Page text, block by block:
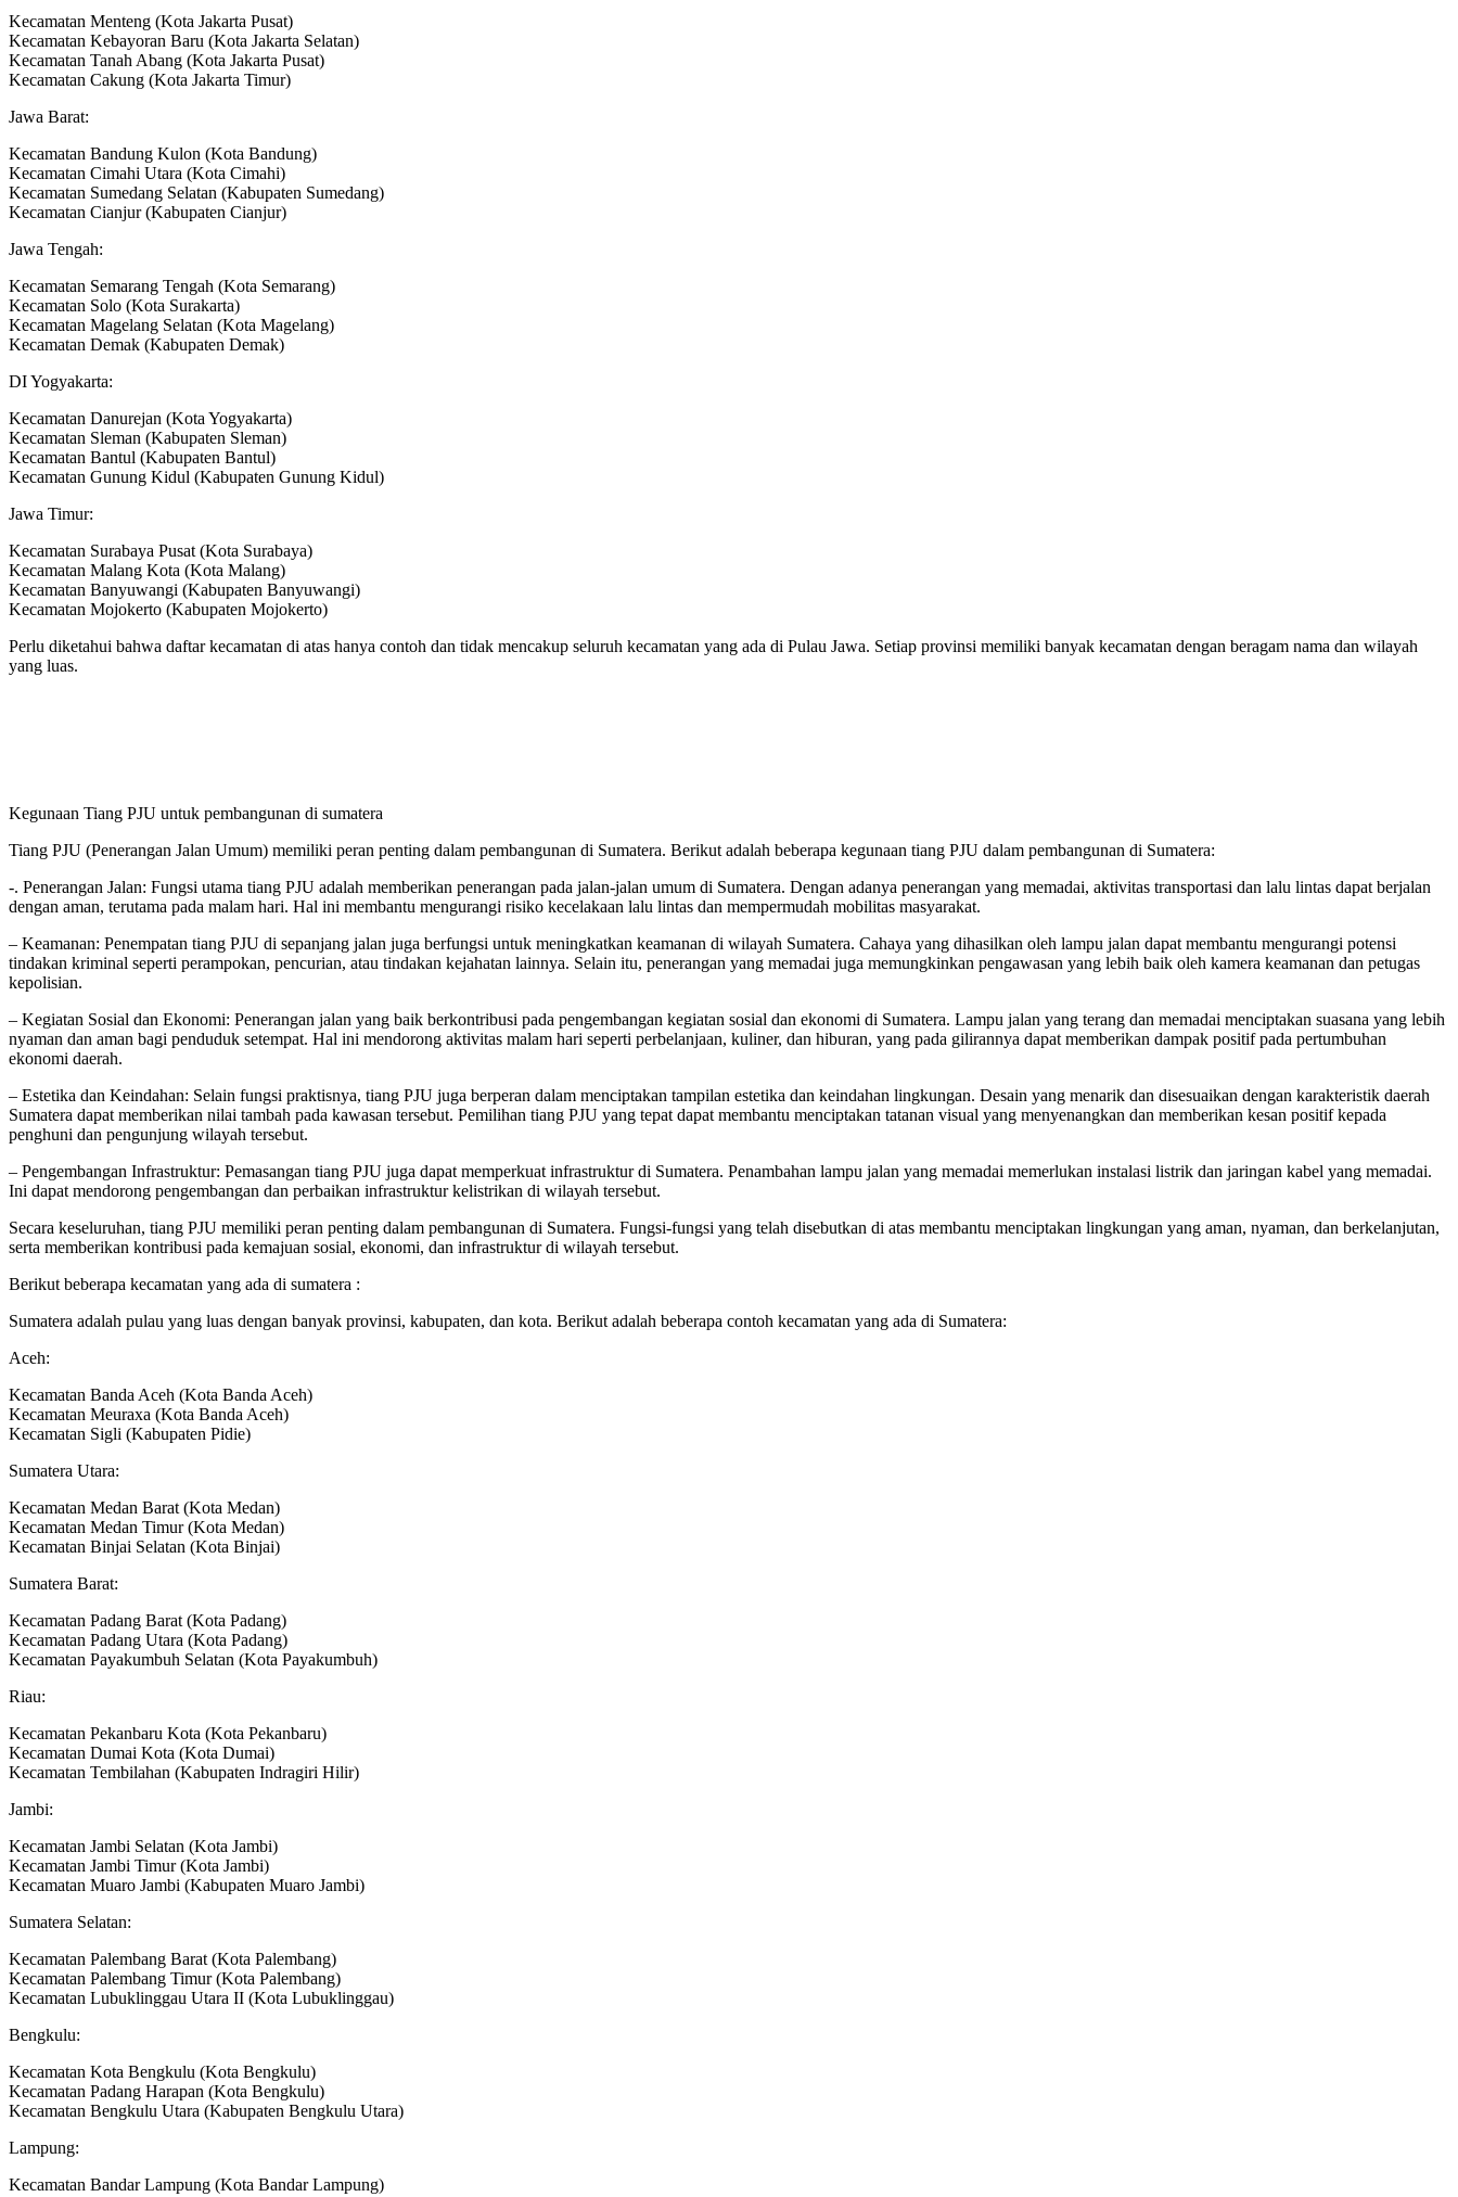
Kecamatan Menteng (Kota Jakarta Pusat)
Kecamatan Kebayoran Baru (Kota Jakarta Selatan)
Kecamatan Tanah Abang (Kota Jakarta Pusat)
Kecamatan Cakung (Kota Jakarta Timur)
Jawa Barat:
Kecamatan Bandung Kulon (Kota Bandung)
Kecamatan Cimahi Utara (Kota Cimahi)
Kecamatan Sumedang Selatan (Kabupaten Sumedang)
Kecamatan Cianjur (Kabupaten Cianjur)
Jawa Tengah:
Kecamatan Semarang Tengah (Kota Semarang)
Kecamatan Solo (Kota Surakarta)
Kecamatan Magelang Selatan (Kota Magelang)
Kecamatan Demak (Kabupaten Demak)
DI Yogyakarta:
Kecamatan Danurejan (Kota Yogyakarta)
Kecamatan Sleman (Kabupaten Sleman)
Kecamatan Bantul (Kabupaten Bantul)
Kecamatan Gunung Kidul (Kabupaten Gunung Kidul)
Jawa Timur:
Kecamatan Surabaya Pusat (Kota Surabaya)
Kecamatan Malang Kota (Kota Malang)
Kecamatan Banyuwangi (Kabupaten Banyuwangi)
Kecamatan Mojokerto (Kabupaten Mojokerto)
Perlu diketahui bahwa daftar kecamatan di atas hanya contoh dan tidak mencakup seluruh kecamatan yang ada di Pulau Jawa. Setiap provinsi memiliki banyak kecamatan dengan beragam nama dan wilayah
yang luas.
Kegunaan Tiang PJU untuk pembangunan di sumatera
Tiang PJU (Penerangan Jalan Umum) memiliki peran penting dalam pembangunan di Sumatera. Berikut adalah beberapa kegunaan tiang PJU dalam pembangunan di Sumatera:
-. Penerangan Jalan: Fungsi utama tiang PJU adalah memberikan penerangan pada jalan-jalan umum di Sumatera. Dengan adanya penerangan yang memadai, aktivitas transportasi dan lalu lintas dapat berjalan
dengan aman, terutama pada malam hari. Hal ini membantu mengurangi risiko kecelakaan lalu lintas dan mempermudah mobilitas masyarakat.
– Keamanan: Penempatan tiang PJU di sepanjang jalan juga berfungsi untuk meningkatkan keamanan di wilayah Sumatera. Cahaya yang dihasilkan oleh lampu jalan dapat membantu mengurangi potensi
tindakan kriminal seperti perampokan, pencurian, atau tindakan kejahatan lainnya. Selain itu, penerangan yang memadai juga memungkinkan pengawasan yang lebih baik oleh kamera keamanan dan petugas
kepolisian.
– Kegiatan Sosial dan Ekonomi: Penerangan jalan yang baik berkontribusi pada pengembangan kegiatan sosial dan ekonomi di Sumatera. Lampu jalan yang terang dan memadai menciptakan suasana yang lebih
nyaman dan aman bagi penduduk setempat. Hal ini mendorong aktivitas malam hari seperti perbelanjaan, kuliner, dan hiburan, yang pada gilirannya dapat memberikan dampak positif pada pertumbuhan
ekonomi daerah.
– Estetika dan Keindahan: Selain fungsi praktisnya, tiang PJU juga berperan dalam menciptakan tampilan estetika dan keindahan lingkungan. Desain yang menarik dan disesuaikan dengan karakteristik daerah
Sumatera dapat memberikan nilai tambah pada kawasan tersebut. Pemilihan tiang PJU yang tepat dapat membantu menciptakan tatanan visual yang menyenangkan dan memberikan kesan positif kepada
penghuni dan pengunjung wilayah tersebut.
– Pengembangan Infrastruktur: Pemasangan tiang PJU juga dapat memperkuat infrastruktur di Sumatera. Penambahan lampu jalan yang memadai memerlukan instalasi listrik dan jaringan kabel yang memadai.
Ini dapat mendorong pengembangan dan perbaikan infrastruktur kelistrikan di wilayah tersebut.
Secara keseluruhan, tiang PJU memiliki peran penting dalam pembangunan di Sumatera. Fungsi-fungsi yang telah disebutkan di atas membantu menciptakan lingkungan yang aman, nyaman, dan berkelanjutan,
serta memberikan kontribusi pada kemajuan sosial, ekonomi, dan infrastruktur di wilayah tersebut.
Berikut beberapa kecamatan yang ada di sumatera :
Sumatera adalah pulau yang luas dengan banyak provinsi, kabupaten, dan kota. Berikut adalah beberapa contoh kecamatan yang ada di Sumatera:
Aceh:
Kecamatan Banda Aceh (Kota Banda Aceh)
Kecamatan Meuraxa (Kota Banda Aceh)
Kecamatan Sigli (Kabupaten Pidie)
Sumatera Utara:
Kecamatan Medan Barat (Kota Medan)
Kecamatan Medan Timur (Kota Medan)
Kecamatan Binjai Selatan (Kota Binjai)
Sumatera Barat:
Kecamatan Padang Barat (Kota Padang)
Kecamatan Padang Utara (Kota Padang)
Kecamatan Payakumbuh Selatan (Kota Payakumbuh)
Riau:
Kecamatan Pekanbaru Kota (Kota Pekanbaru)
Kecamatan Dumai Kota (Kota Dumai)
Kecamatan Tembilahan (Kabupaten Indragiri Hilir)
Jambi:
Kecamatan Jambi Selatan (Kota Jambi)
Kecamatan Jambi Timur (Kota Jambi)
Kecamatan Muaro Jambi (Kabupaten Muaro Jambi)
Sumatera Selatan:
Kecamatan Palembang Barat (Kota Palembang)
Kecamatan Palembang Timur (Kota Palembang)
Kecamatan Lubuklinggau Utara II (Kota Lubuklinggau)
Bengkulu:
Kecamatan Kota Bengkulu (Kota Bengkulu)
Kecamatan Padang Harapan (Kota Bengkulu)
Kecamatan Bengkulu Utara (Kabupaten Bengkulu Utara)
Lampung:
Kecamatan Bandar Lampung (Kota Bandar Lampung)